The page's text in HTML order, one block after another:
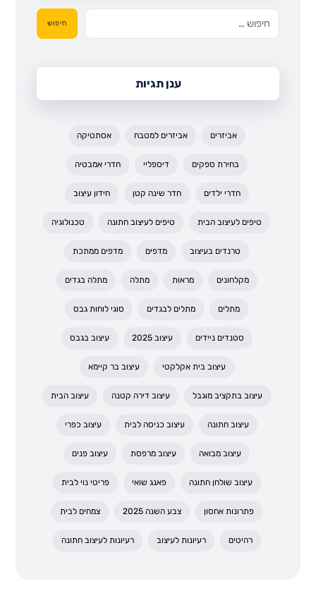
חיפוש
ענן תגיות
אביזרים אביזרים למטבח אסתטיקה
בחירת ספקים דיספליי חדרי אמבטיה
חדרי ילדים חדר שינה קטן חידון עיצוב
טיפים לעיצוב הבית טיפים לעיצוב חתונה טכנולוגיה
טרנדים בעיצוב מדפים מדפים ממתכת
מקלחונים מראות מתלה מתלה בגדים
מתלים מתלים לבגדים סוגי לוחות גבס
סטנדים ניידים עיצוב 2025 עיצוב בגבס
עיצוב בית אקלקטי עיצוב בר קיימא
עיצוב בתקציב מוגבל עיצוב דירה קטנה עיצוב הבית
עיצוב חתונה עיצוב כניסה לבית עיצוב כפרי
עיצוב מבואה עיצוב מרפסת עיצוב פנים
עיצוב שולחן חתונה פאנג שואי פריטי נוי לבית
פתרונות אחסון צבע השנה 2025 צמחים לבית
רהיטים רעיונות לעיצוב רעיונות לעיצוב חתונה